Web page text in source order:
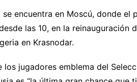
encuentra en Moscú, donde el
las 10, en la reinauguración
en Krasnodar.
jugadores emblema del